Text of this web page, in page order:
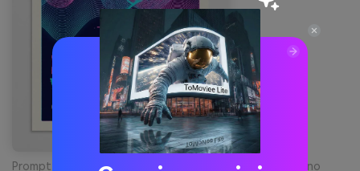
Prompt: design poster evento musicale, neon rosa e ciano